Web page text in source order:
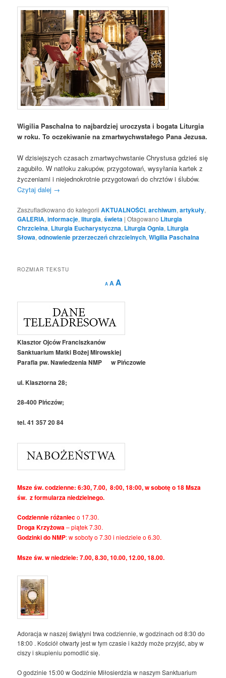
Wigilia Paschalna to najbardziej uroczysta i bogata Liturgia
w roku. To oczekiwanie na zmartwychwstałego Pana Jezusa.
W dzisiejszych czasach zmartwychwstanie Chrystusa gdzieś się
zagubiło. W natłoku zakupów, przygotowań, wysyłania kartek z
życzeniami i niejednokrotnie przygotowań do chrztów i ślubów.
Czytaj dalej →
Zaszufladkowano do kategorii AKTUALNOŚCI,archiwum,artykuły,
GALERIA,informacje,liturgia,świeta |Otagowano Liturgia
Chrzcielna, Liturgia Eucharystyczna, Liturgia Ognia, Liturgia
Słowa,odnowienie przerzeczeń chrzcielnych,Wigilia Paschalna
ROZMIAR TEKSTU
A
Decrease
font
A Reset
AIncrease
Klasztor Ojców Franciszkanów
Sanktuarium Matki Bożej Mirowskiej
Parafia pw. Nawiedzenia NMP w Pińczowie
ul. Klasztorna 28;
28-400 Pińczów;
tel. 41 357 20 84
Msze św. codzienne: 6:30, 7.00, 8:00, 18:00, w sobotę o 18 Msza
św. z formularza niedzielnego.
Codziennie różanieco 17.30.
Droga Krzyżowa– piątek 7.30.
Godzinki do NMP: w soboty o 7.30 i niedziele o 6.30.
Msze św. w niedziele: 7.00, 8.30, 10.00, 12.00, 18.00.
Adoracja w naszej świątyni trwa codziennie, w godzinach od 8:30 do
18:00 . Kościół otwarty jest w tym czasie i każdy może przyjść, aby w
ciszy i skupieniu pomodlić się.
O godzinie 15:00 w Godzinie Miłosierdzia w naszym Sanktuarium